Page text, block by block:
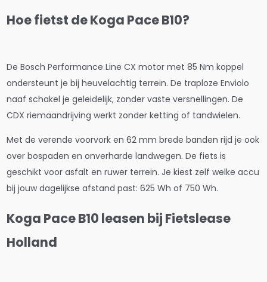
Hoe fietst de Koga Pace B10?
De Bosch Performance Line CX motor met 85 Nm koppel
ondersteunt je bij heuvelachtig terrein. De traploze Enviolo
naaf schakel je geleidelijk, zonder vaste versnellingen. De
CDX riemaandrijving werkt zonder ketting of tandwielen.
Met de verende voorvork en 62 mm brede banden rijd je ook
over bospaden en onverharde landwegen. De fiets is
geschikt voor asfalt en ruwer terrein. Je kiest zelf welke accu
bij jouw dagelijkse afstand past: 625 Wh of 750 Wh.
Koga Pace B10 leasen bij Fietslease
Holland